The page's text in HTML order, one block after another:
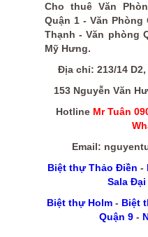
Cho thuê Văn
Quận 1 - Văn Phòng
Thạnh - Văn phòng
Mỹ Hưng.
Địa chỉ: 213/14
153 Nguyễn Văn
Hotline Mr Tuân
Email:
Biệt thự Thảo Điền -
Sala
Biệt thự Holm- Biệt
Quận 9-